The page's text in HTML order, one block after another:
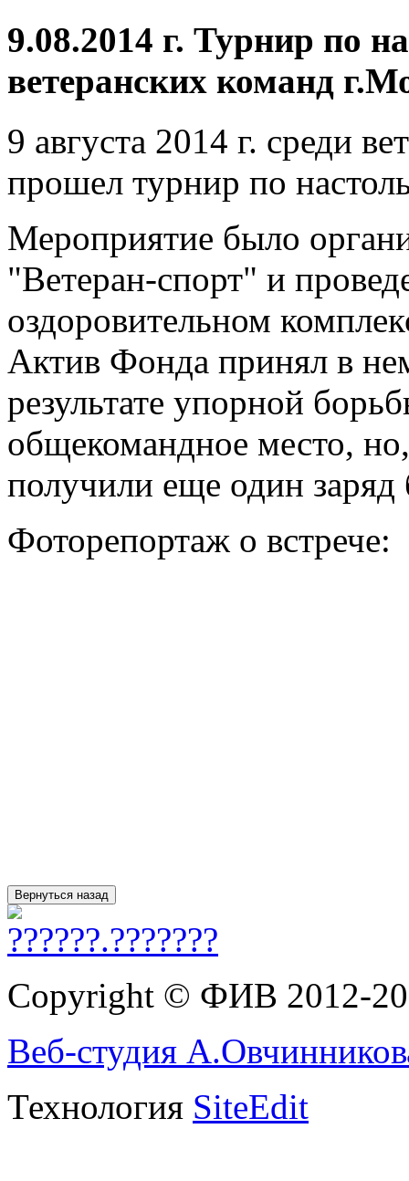
9.08.2014 г. Турнир по
ветеранских команд
9 августа 2014 г. среди
прошел турнир по
Мероприятие было
"Ветеран-спорт" и
оздоровительном
Актив Фонда принял в
результате упорной
общекомандное место,
получили еще один
Фоторепортаж о встрече:
Copyright © ФИВ 2012-
Веб-студия
Технология SiteEdit